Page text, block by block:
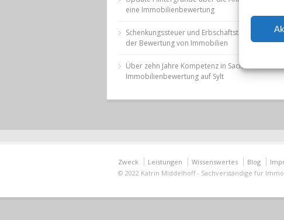
eine Immobilienbewertung
Schenkungssteuer und Erbschaftsteuer bei
der Bewertung von Immobilien
Über zehn Jahre Kompetenz in Sachen
Immobilienbewertung auf Sylt
Zweck Leistungen Wissenswertes Blog
© 2022 Katrin Middelhoff - Sachverständige für